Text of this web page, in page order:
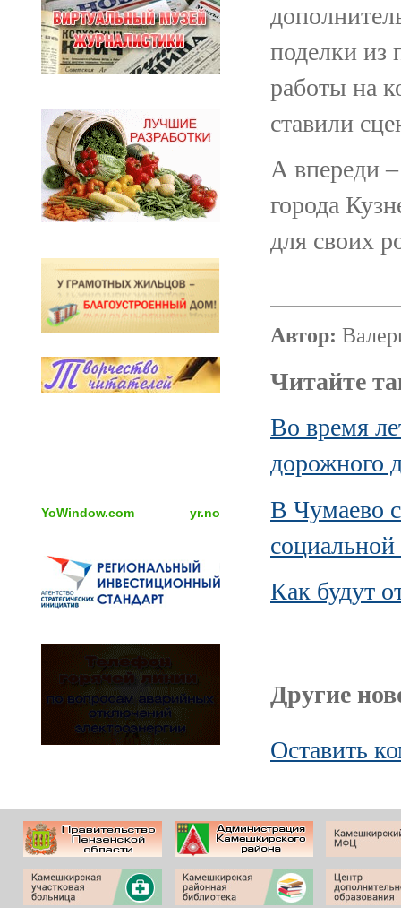
YoWindow.com yr.no
поделки из
работы на
ставили
А впереди –
города
для своих
Автор:
Читайте
Во время
дорожного
В Чумаево
Как будут
Другие
Оставить